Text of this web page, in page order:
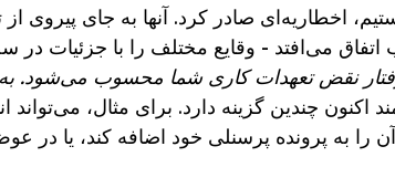
اخطاریه‌ای صادر کرد. آنها به جای پیروی
می‌افتد - وقایع مختلف را با جزئیات در
نقض تعهدات کاری شما محسوب می‌شود.
اکنون چندین گزینه دارد. برای مثال،
آن را به پرونده پرسنلی خود اضافه کند، یا